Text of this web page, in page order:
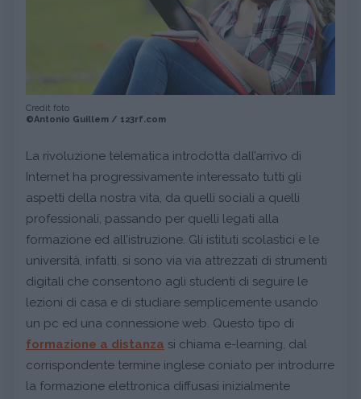
Credit foto
©Antonio Guillem / 123rf.com
La rivoluzione telematica introdotta dall’arrivo di
Internet ha progressivamente interessato tutti gli
aspetti della nostra vita, da quelli sociali a quelli
professionali, passando per quelli legati alla
formazione ed all’istruzione. Gli istituti scolastici e le
università, infatti, si sono via via attrezzati di strumenti
digitali che consentono agli studenti di seguire le
lezioni di casa e di studiare semplicemente usando
un pc ed una connessione web. Questo tipo di
formazione a distanza si chiama e-learning, dal
corrispondente termine inglese coniato per introdurre
la formazione elettronica diffusasi inizialmente